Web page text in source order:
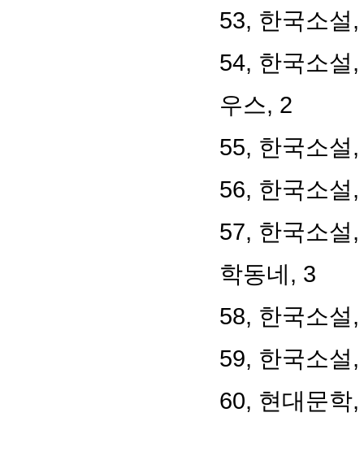
53, 한국소설
54, 한국소설
우스, 2
55, 한국소설
56, 한국소설
57, 한국소설
학동네, 3
58, 한국소설
59, 한국소설
60, 현대문학